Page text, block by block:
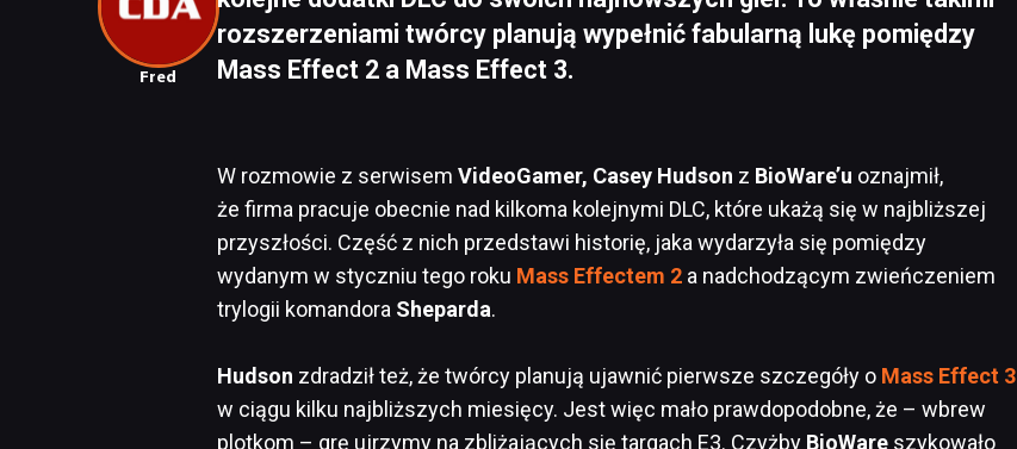
Fred
rozszerzeniami twórcy planują wypełnić fabularną lukę pomiędzy
Mass Effect 2 a Mass Effect 3.
W rozmowie z serwisem VideoGamer, Casey Hudson z BioWare’u oznajmił,
że firma pracuje obecnie nad kilkoma kolejnymi DLC, które ukażą się w najbliższej
przyszłości. Część z nich przedstawi historię, jaka wydarzyła się pomiędzy
wydanym w styczniu tego roku Mass Effectem 2 a nadchodzącym zwieńczeniem
trylogii komandora Sheparda.
Hudson zdradził też, że twórcy planują ujawnić pierwsze szczegóły o Mass Effect 3
w ciągu kilku najbliższych miesięcy. Jest więc mało prawdopodobne, że – wbrew
plotkom – grę ujrzymy na zbliżających się targach E3. Czyżby BioWare szykowało